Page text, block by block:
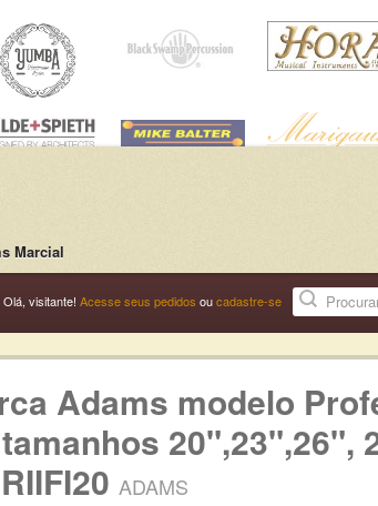
Marcial
Olá, visitante! Acesse seus pedidos oucadastre-se
Adams modelo
20",23",26",
ADAMS